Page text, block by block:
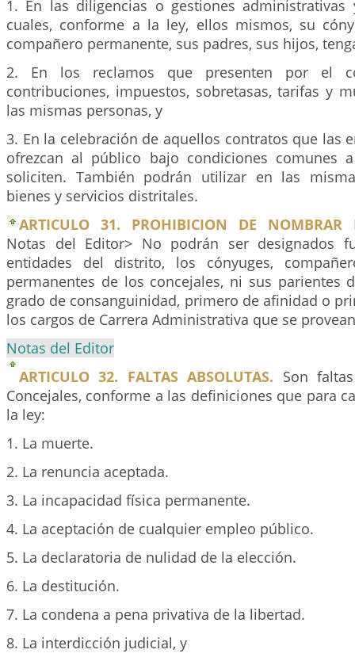
1. En las diligencias o gestiones
cuales, conforme a la ley, ellos mismos, su
compañero permanente, sus padres, sus hijos,
2. En los reclamos que presenten por el
contribuciones, impuestos, sobretasas, tarifas y
las mismas personas, y
3. En la celebración de aquellos contratos que las
ofrezcan al público bajo condiciones comunes
soliciten. También podrán utilizar en las
bienes y servicios distritales.
ARTICULO 31. PROHIBICION DE NOMBRAR
Notas del Editor> No podrán ser designados
entidades del distrito, los cónyuges,
permanentes de los concejales, ni sus parientes
grado de consanguinidad, primero de afinidad o
los cargos de Carrera Administrativa que se
Notas del Editor
ARTICULO 32. FALTAS ABSOLUTAS. Son
Concejales, conforme a las definiciones que para
la ley:
1. La muerte.
2. La renuncia aceptada.
3. La incapacidad física permanente.
4. La aceptación de cualquier empleo público.
5. La declaratoria de nulidad de la elección.
6. La destitución.
7. La condena a pena privativa de la libertad.
8. La interdicción judicial, y